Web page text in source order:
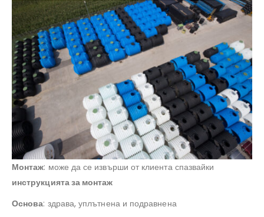
Монтаж: може да се извърши от клиента спазвайки
инструкцията за монтаж
Основа: здрава, уплътнена и подравнена